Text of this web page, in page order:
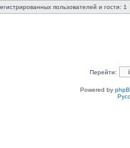
пользователей и гости: 1
Перейти:
Powered by